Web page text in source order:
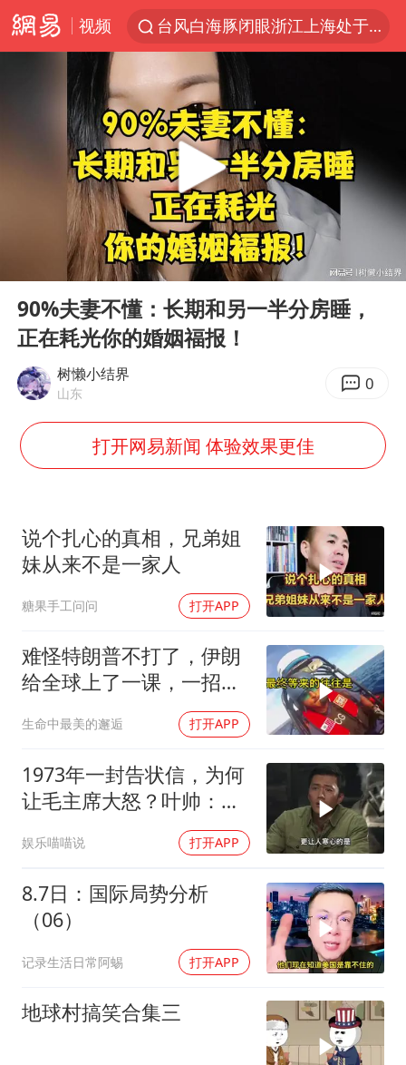
视频
台风白海豚闭眼浙江上海处于危险半圆
四川宜宾市珙县发生3.4级地震
香港宏福苑火灾或由烟头引起
中国父女泰国骑摩托车坠崖1死1伤
周末打虎 宋致远被查
白海豚将正面袭击贯穿浙江
浙江台州《告全体市民书》
多个明星演唱会取消
男孩参加珠心算比赛气定神闲
刘浩存百花奖开幕式红裙起舞
习近平心系体育强国建设
Play
00:00
90%夫妻不懂：长期和另一半分房睡，
正在耗光你的婚姻福报！
树懒小结界
山东 0
打开网易新闻 体验效果更佳
说个扎心的真相，兄弟姐
妹从来不是一家人
糖果手工问问 打开APP
难怪特朗普不打了，伊朗
给全球上了一课，一招吃
生命中最美的邂逅 打开APP
1973年一封告状信，为何
让毛主席大怒？叶帅：杀
娱乐喵喵说 打开APP
8.7日：国际局势分析
（06）
记录生活日常阿蜴 打开APP
地球村搞笑合集三